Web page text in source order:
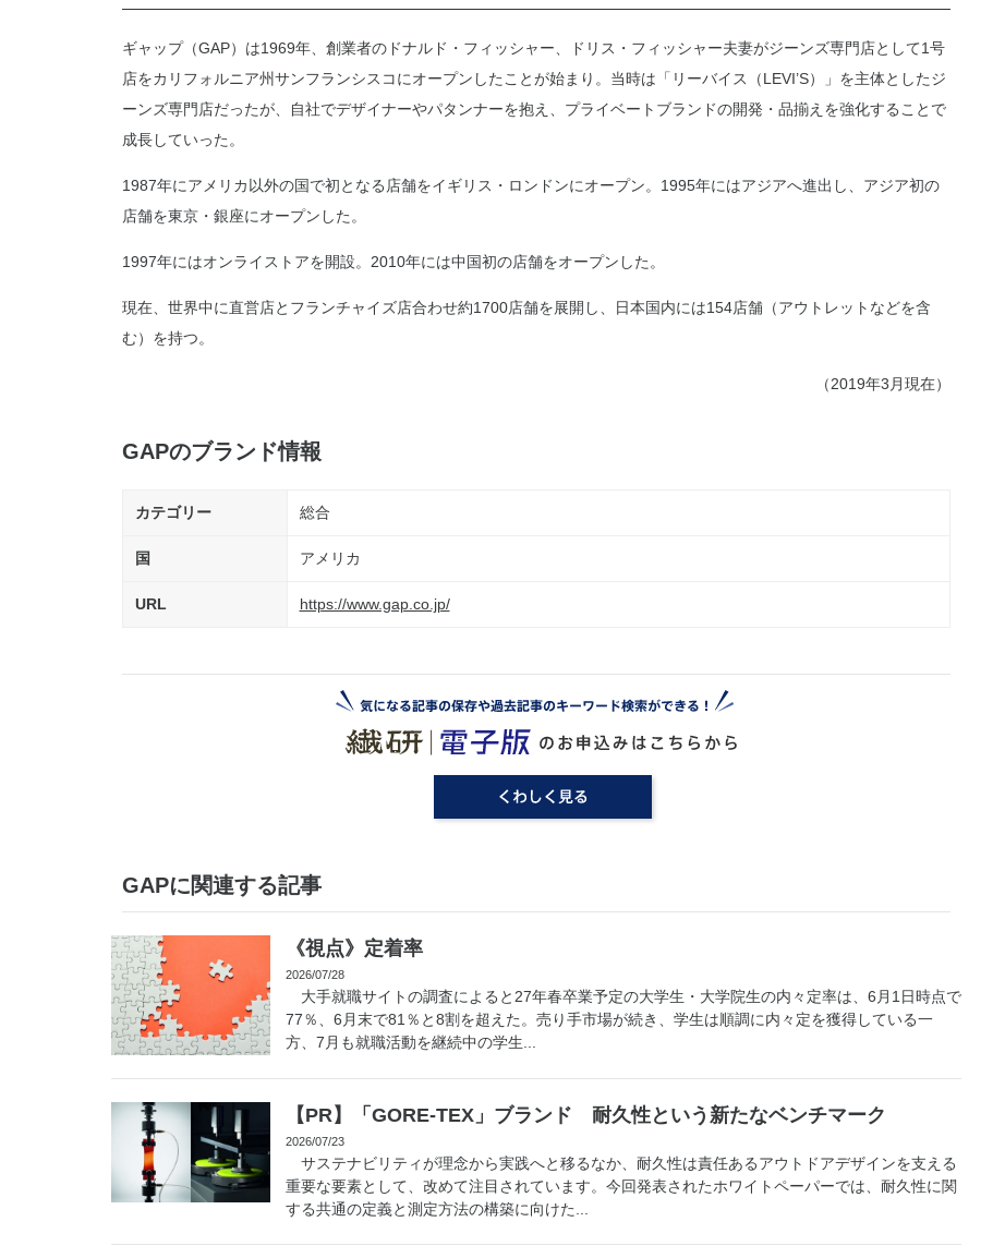
ギャップ（GAP）は1969年、創業者のドナルド・フィッシャー、ドリス・フィッシャー夫妻がジーンズ専門店として1号
店をカリフォルニア州サンフランシスコにオープンしたことが始まり。当時は「リーバイス（LEVI’S）」を主体としたジ
ーンズ専門店だったが、自社でデザイナーやパタンナーを抱え、プライベートブランドの開発・品揃えを強化することで
成長していった。
1987年にアメリカ以外の国で初となる店舗をイギリス・ロンドンにオープン。1995年にはアジアへ進出し、アジア初の
店舗を東京・銀座にオープンした。
1997年にはオンライストアを開設。2010年には中国初の店舗をオープンした。
現在、世界中に直営店とフランチャイズ店合わせ約1700店舗を展開し、日本国内には154店舗（アウトレットなどを含
む）を持つ。
（2019年3月現在）
GAPのブランド情報
カテゴリー 総合
国 アメリカ
URL https://www.gap.co.jp/
GAPに関連する記事
《視点》定着率
2026/07/28
大手就職サイトの調査によると27年春卒業予定の大学生・大学院生の内々定率は、6月1日時点で
77％、6月末で81％と8割を超えた。売り手市場が続き、学生は順調に内々定を獲得している一
方、7月も就職活動を継続中の学生...
【PR】「GORE-TEX」ブランド 耐久性という新たなベンチマーク
2026/07/23
サステナビリティが理念から実践へと移るなか、耐久性は責任あるアウトドアデザインを支える
重要な要素として、改めて注目されています。今回発表されたホワイトペーパーでは、耐久性に関
する共通の定義と測定方法の構築に向けた...